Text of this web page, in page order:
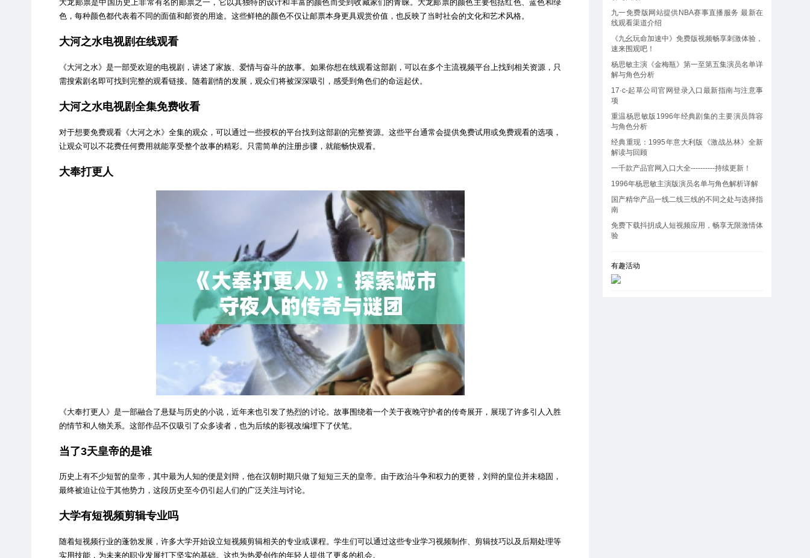
大龙邮票是中国历史上非常有名的邮票之一，它以其独特的设计和丰富的颜色而受到收藏家们的青睐。大龙邮票的颜色主要包括红色、蓝色和绿
色，每种颜色都代表着不同的面值和邮资的用途。这些鲜艳的颜色不仅让邮票本身更具观赏价值，也反映了当时社会的文化和艺术风格。
大河之水电视剧在线观看
《大河之水》是一部受欢迎的电视剧，讲述了家族、爱情与奋斗的故事。如果你想在线观看这部剧，可以在多个主流视频平台上找到相关资源，只
需搜索剧名即可找到完整的观看链接。随着剧情的发展，观众们将被深深吸引，感受到角色们的命运起伏。
大河之水电视剧全集免费收看
对于想要免费观看《大河之水》全集的观众，可以通过一些授权的平台找到这部剧的完整资源。这些平台通常会提供免费试用或免费观看的选项，
让观众可以不花费任何费用就能享受整个故事的精彩。只需简单的注册步骤，就能畅快观看。
大奉打更人
《大奉打更人》是一部融合了悬疑与历史的小说，近年来也引发了热烈的讨论。故事围绕着一个关于夜晚守护者的传奇展开，展现了许多引人入胜
的情节和人物关系。这部作品不仅吸引了众多读者，也为后续的影视改编埋下了伏笔。
当了3天皇帝的是谁
历史上有不少短暂的皇帝，其中最为人知的便是刘辩，他在汉朝时期只做了短短三天的皇帝。由于政治斗争和权力的更替，刘辩的皇位并未稳固，
最终被迫让位于其他势力，这段历史至今仍引起人们的广泛关注与讨论。
大学有短视频剪辑专业吗
随着短视频行业的蓬勃发展，许多大学开始设立短视频剪辑相关的专业或课程。学生们可以通过这些专业学习视频制作、剪辑技巧以及后期处理等
实用技能，为未来的职业发展打下坚实的基础。这也为热爱创作的年轻人提供了更多的机会。
九一免费版网站提供NBA赛事直播服务 最新在
线观看渠道介绍
《九幺玩命加速中》免费版视频畅享刺激体验，
速来围观吧！
杨思敏主演《金梅瓶》第一至第五集演员名单详
解与角色分析
17·c-起草公司官网登录入口最新指南与注意事
项
重温杨思敏版1996年经典剧集的主要演员阵容
与角色分析
经典重现：1995年意大利版《激战丛林》全新
解读与回顾
一千款产品官网入口大全----------持续更新！
1996年杨思敏主演版演员名单与角色解析详解
国产精华产品一线二线三线的不同之处与选择指
南
免费下载抖抈成人短视频应用，畅享无限激情体
验
有趣活动